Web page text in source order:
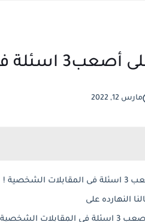
فى المقابلات الشخصية !
مارس 12, 2022
!
النهارده على
الشخصية !